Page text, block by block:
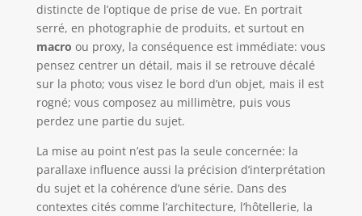
distincte de l’optique de prise de vue. En portrait
serré, en photographie de produits, et surtout en
macro ou proxy, la conséquence est immédiate: vous
pensez centrer un détail, mais il se retrouve décalé
sur la photo; vous visez le bord d’un objet, mais il est
rogné; vous composez au millimètre, puis vous
perdez une partie du sujet.
La mise au point n’est pas la seule concernée: la
parallaxe influence aussi la précision d’interprétation
du sujet et la cohérence d’une série. Dans des
contextes cités comme l’architecture, l’hôtellerie, la